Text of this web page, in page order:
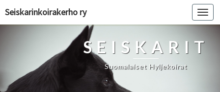
Seiskarinkoirakerho ry
SEISKARIT
Suomalaiset Hyljekoirat